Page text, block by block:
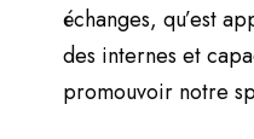
échanges, qu’est
des internes et
promouvoir notre